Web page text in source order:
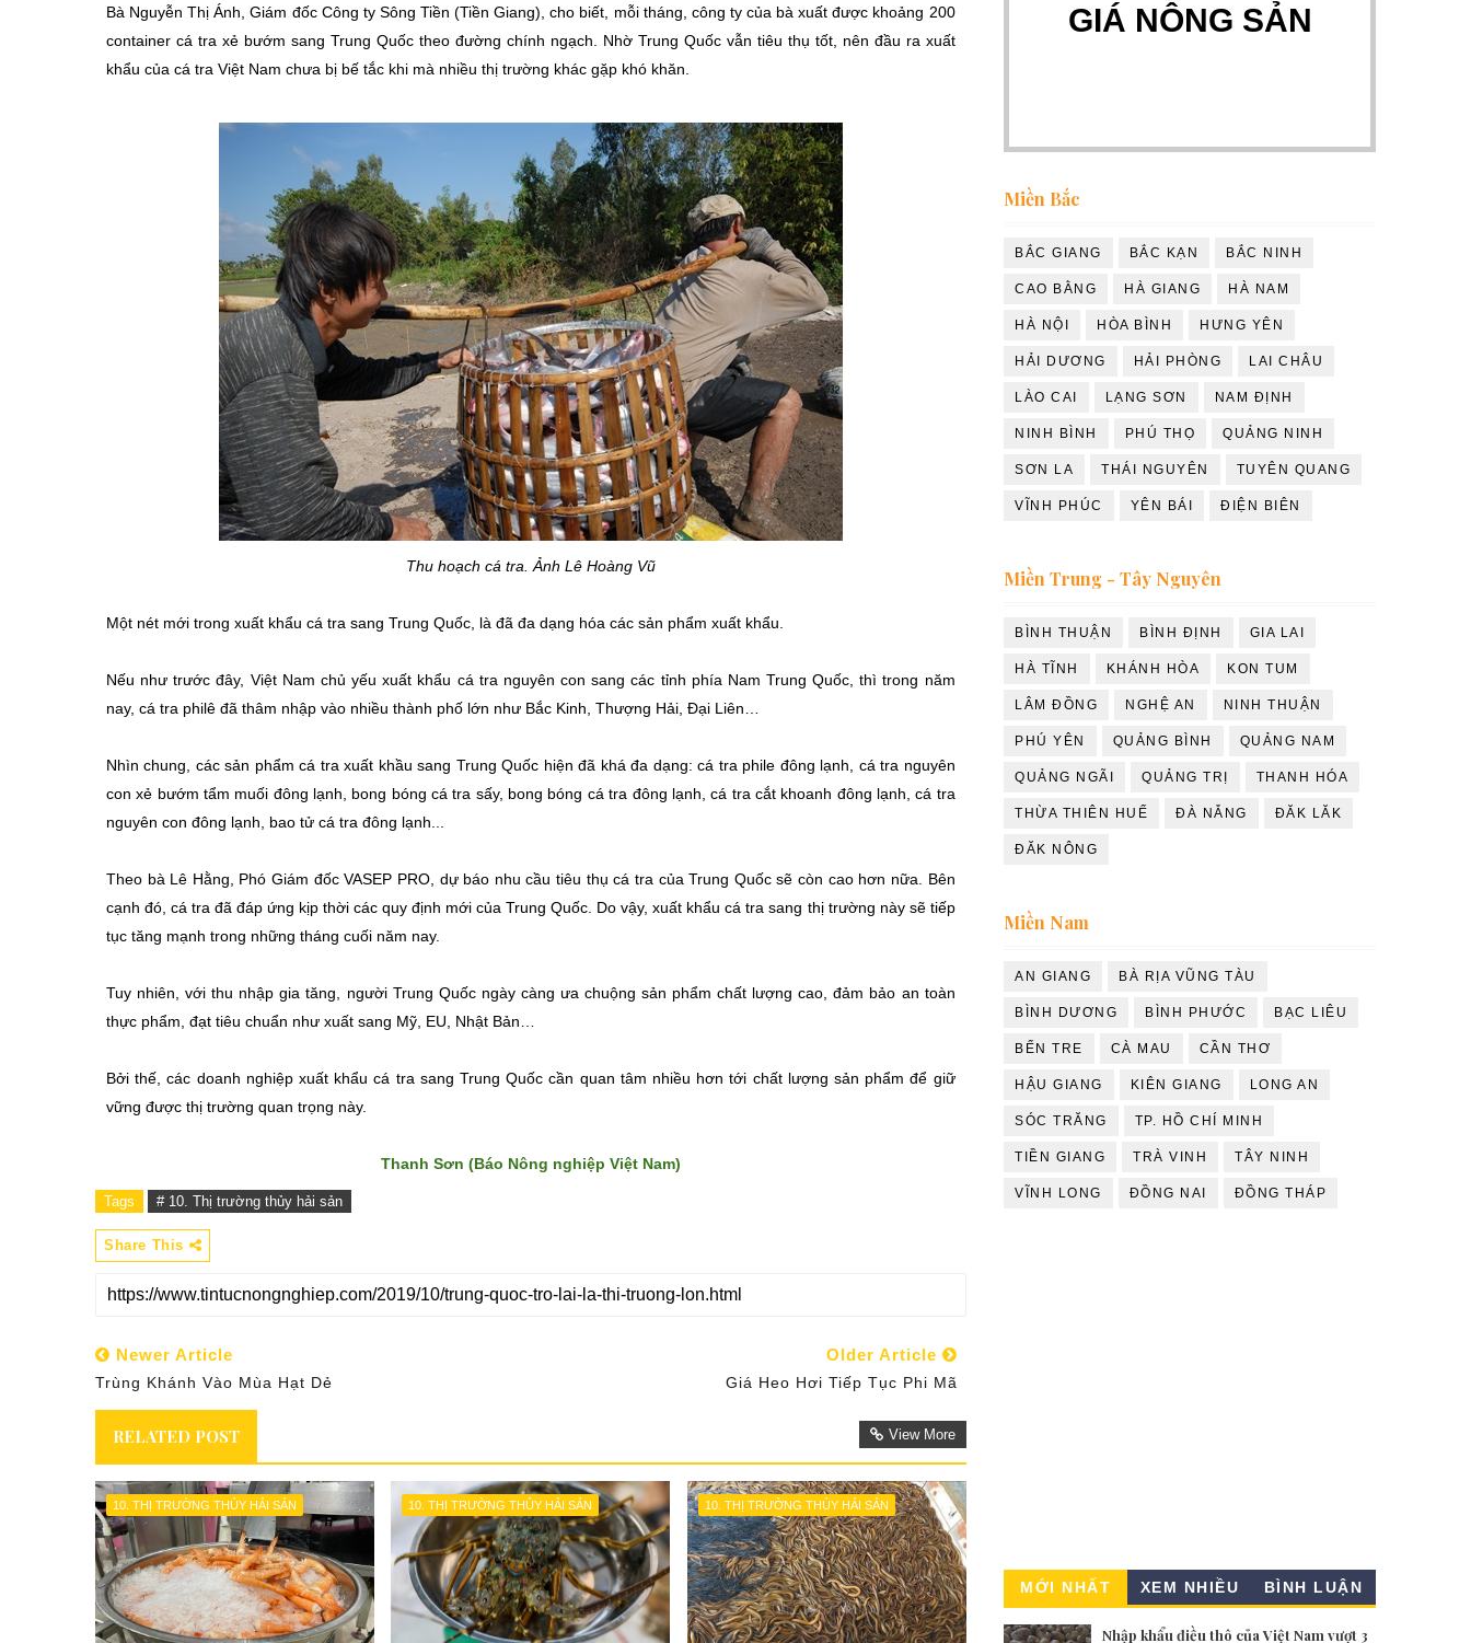
Bà Nguyễn Thị Ánh, Giám đốc Công ty Sông Tiền (Tiền Giang), cho biết, mỗi tháng, công ty của bà xuất được khoảng 200
container cá tra xẻ bướm sang Trung Quốc theo đường chính ngạch. Nhờ Trung Quốc vẫn tiêu thụ tốt, nên đầu ra xuất
khẩu của cá tra Việt Nam chưa bị bế tắc khi mà nhiều thị trường khác gặp khó khăn.
Thu hoạch cá tra. Ảnh Lê Hoàng Vũ
Một nét mới trong xuất khẩu cá tra sang Trung Quốc, là đã đa dạng hóa các sản phẩm xuất khẩu.
Nếu như trước đây, Việt Nam chủ yếu xuất khẩu cá tra nguyên con sang các tỉnh phía Nam Trung Quốc, thì trong năm
nay, cá tra philê đã thâm nhập vào nhiều thành phố lớn như Bắc Kinh, Thượng Hải, Đại Liên…
Nhìn chung, các sản phẩm cá tra xuất khầu sang Trung Quốc hiện đã khá đa dạng: cá tra phile đông lạnh, cá tra nguyên
con xẻ bướm tẩm muối đông lạnh, bong bóng cá tra sấy, bong bóng cá tra đông lạnh, cá tra cắt khoanh đông lạnh, cá tra
nguyên con đông lạnh, bao tử cá tra đông lạnh...
Theo bà Lê Hằng, Phó Giám đốc VASEP PRO, dự báo nhu cầu tiêu thụ cá tra của Trung Quốc sẽ còn cao hơn nữa. Bên
cạnh đó, cá tra đã đáp ứng kịp thời các quy định mới của Trung Quốc. Do vậy, xuất khẩu cá tra sang thị trường này sẽ tiếp
tục tăng mạnh trong những tháng cuối năm nay.
Tuy nhiên, với thu nhập gia tăng, người Trung Quốc ngày càng ưa chuộng sản phẩm chất lượng cao, đảm bảo an toàn
thực phẩm, đạt tiêu chuẩn như xuất sang Mỹ, EU, Nhật Bản…
Bởi thế, các doanh nghiệp xuất khẩu cá tra sang Trung Quốc cần quan tâm nhiều hơn tới chất lượng sản phẩm để giữ
vững được thị trường quan trọng này.
Thanh Sơn (Báo Nông nghiệp Việt Nam)
Tags # 10. Thị trường thủy hải sản
Share This
Newer Article
Trùng Khánh Vào Mùa Hạt Dẻ
Older Article
Giá Heo Hơi Tiếp Tục Phi Mã
RELATED POST View More
10. THỊ TRƯỜNG THỦY HẢI SẢN 10. THỊ TRƯỜNG THỦY HẢI SẢN 10. THỊ TRƯỜNG THỦY HẢI SẢN
GIÁ NÔNG SẢN
Miền Bắc
BẮC GIANG BẮC KẠN BẮC NINH
CAO BẰNG HÀ GIANG HÀ NAM
HÀ NỘI HÒA BÌNH HƯNG YÊN
HẢI DƯƠNG HẢI PHÒNG LAI CHÂU
LÀO CAI LẠNG SƠN NAM ĐỊNH
NINH BÌNH PHÚ THỌ QUẢNG NINH
SƠN LA THÁI NGUYÊN TUYÊN QUANG
VĨNH PHÚC YÊN BÁI ĐIỆN BIÊN
Miền Trung - Tây Nguyên
BÌNH THUẬN BÌNH ĐỊNH GIA LAI
HÀ TĨNH KHÁNH HÒA KON TUM
LÂM ĐỒNG NGHỆ AN NINH THUẬN
PHÚ YÊN QUẢNG BÌNH QUẢNG NAM
QUẢNG NGÃI QUẢNG TRỊ THANH HÓA
THỪA THIÊN HUẾ ĐÀ NẴNG ĐĂK LĂK
ĐĂK NÔNG
Miền Nam
AN GIANG BÀ RỊA VŨNG TÀU
BÌNH DƯƠNG BÌNH PHƯỚC BẠC LIÊU
BẾN TRE CÀ MAU CẦN THƠ
HẬU GIANG KIÊN GIANG LONG AN
SÓC TRĂNG TP. HỒ CHÍ MINH
TIỀN GIANG TRÀ VINH TÂY NINH
VĨNH LONG ĐỒNG NAI ĐỒNG THÁP
MỚI NHẤT XEM NHIỀU BÌNH LUẬN
Nhập khẩu điều thô của Việt Nam vượt 3